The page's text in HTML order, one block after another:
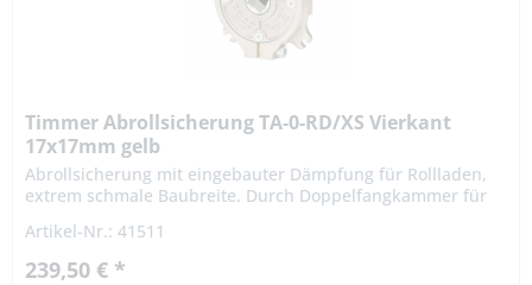
Timmer Abrollsicherung TA-0-RD/XS Vierkant
17x17mm gelb
Abrollsicherung mit eingebauter Dämpfung für Rollladen,
extrem schmale Baubreite. Durch Doppelfangkammer für
oder...
Artikel-Nr.: 41511
239,50 € *